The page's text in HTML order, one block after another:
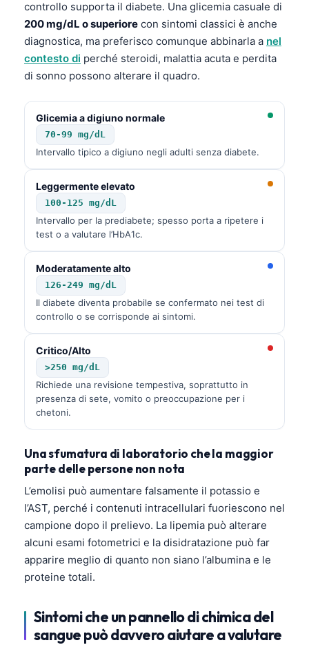
controllo supporta il diabete. Una glicemia casuale di
200 mg/dL o superiore con sintomi classici è anche
diagnostica, ma preferisco comunque abbinarla a nel
contesto di perché steroidi, malattia acuta e perdita
di sonno possono alterare il quadro.
Glicemia a digiuno normale
70-99 mg/dL
Intervallo tipico a digiuno negli adulti senza diabete.
Leggermente elevato
100-125 mg/dL
Intervallo per la prediabete; spesso porta a ripetere i
test o a valutare l’HbA1c.
Moderatamente alto
126-249 mg/dL
Il diabete diventa probabile se confermato nei test di
controllo o se corrisponde ai sintomi.
Critico/Alto
>250 mg/dL
Richiede una revisione tempestiva, soprattutto in
presenza di sete, vomito o preoccupazione per i
chetoni.
Una sfumatura di laboratorio che la maggior
parte delle persone non nota
L’emolisi può aumentare falsamente il potassio e
l’AST, perché i contenuti intracellulari fuoriescono nel
campione dopo il prelievo. La lipemia può alterare
alcuni esami fotometrici e la disidratazione può far
apparire meglio di quanto non siano l’albumina e le
proteine totali.
Sintomi che un pannello di chimica del
sangue può davvero aiutare a valutare